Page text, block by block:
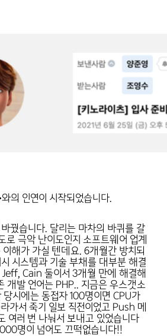
와의 인연이 시작되었습니다.
꿨습니다. 달리는 마차의 바퀴를 갈
로 극악 난이도인지 소프트웨어 업계
해가 가실 텐데요. 6개월간 방치되
시스템과 기술 부채를 대부분 해결
Cain 둘이서 3개월 만에 해결해
개발 언어는 PHP.. 지금은 우스갯소
당시에는 동접자 100명이면 CPU가
가서 죽기 일보 직전이었고 Push 메
여러 번 나눠서 보내고 있었습니다
명이 넘어도 끄떡없습니다!!